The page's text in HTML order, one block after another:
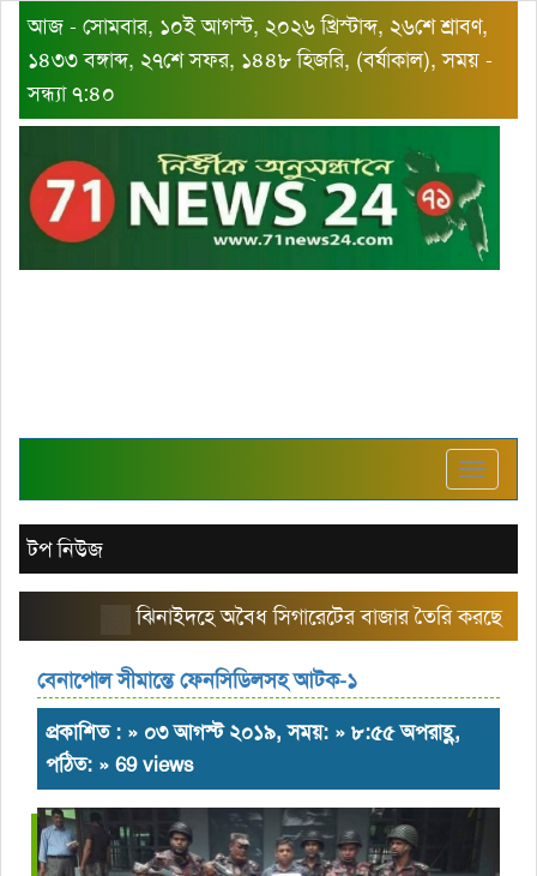
আজ - সোমবার, ১০ই আগস্ট, ২০২৬ খ্রিস্টাব্দ, ২৬শে শ্রাবণ,
১৪৩৩ বঙ্গাব্দ, ২৭শে সফর, ১৪৪৮ হিজরি, (বর্ষাকাল), সময় -
সন্ধ্যা ৭:৪০
Toggle
টপ নিউজ
ঝিনাইদহে অবৈধ সিগারেটের বাজার তৈরি করছে এরিয়া
বেনাপোল সীমান্তে ফেনসিডিলসহ আটক-১
প্রকাশিত : » ০৩ আগস্ট ২০১৯, সময়: » ৮:৫৫ অপরাহ্ণ,
পঠিত: » 69 views